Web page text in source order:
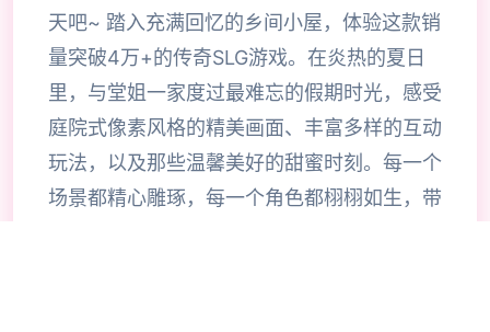
天吧~ 踏入充满回忆的乡间小屋，体验这款销
量突破4万+的传奇SLG游戏。在炎热的夏日
里，与堂姐一家度过最难忘的假期时光，感受
庭院式像素风格的精美画面、丰富多样的互动
玩法，以及那些温馨美好的甜蜜时刻。每一个
场景都精心雕琢，每一个角色都栩栩如生，带